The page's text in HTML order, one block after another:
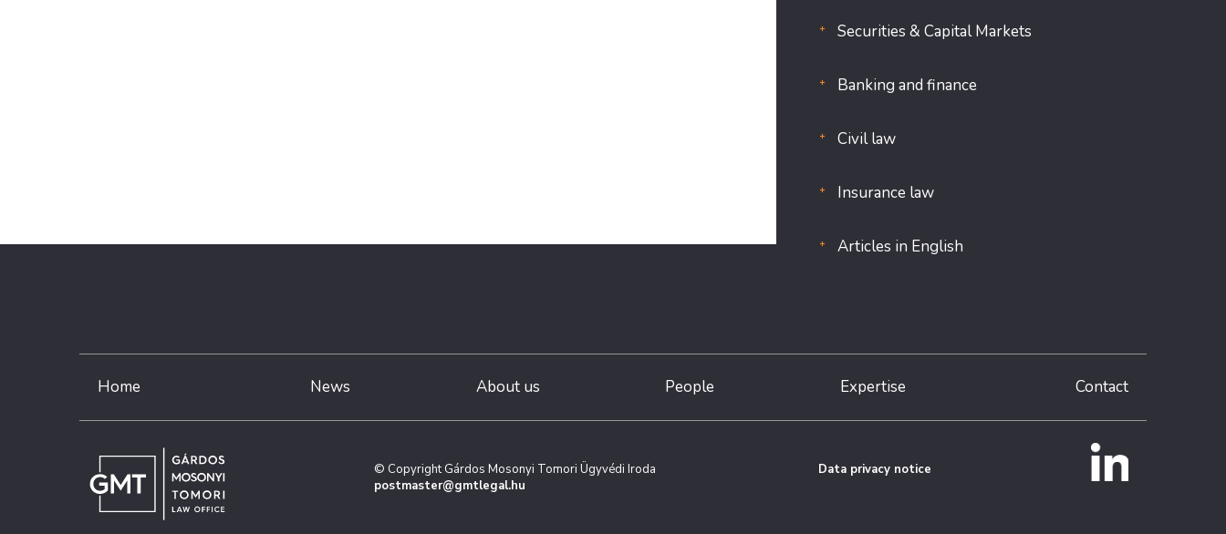
Securities & Capital Markets
Banking and finance
Civil law
Insurance law
Articles in English
Home News About us People Expertise Contact
© Copyright Gárdos Mosonyi Tomori Ügyvédi Iroda
postmaster@gmtlegal.hu
Data privacy notice